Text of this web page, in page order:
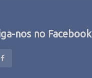
nos no Facebook